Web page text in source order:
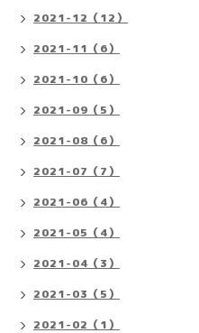
2021-12（12）
2021-11（6）
2021-10（6）
2021-09（5）
2021-08（6）
2021-07（7）
2021-06（4）
2021-05（4）
2021-04（3）
2021-03（5）
2021-02（1）